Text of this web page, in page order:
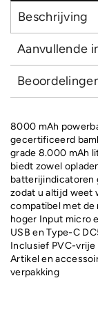
Beschrijving
Aanvullende
8000 mAh
gecertificeerd
grade 8.000 mAh
biedt zowel
batterijindicatoren
zodat u altijd weet
compatibel met de
hoger Input micro
USB en Type-C
Inclusief PVC-vrije
Artikel en
verpakking